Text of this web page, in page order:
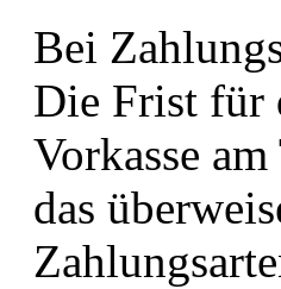
Bei
Die Frist für
Vorkasse
das